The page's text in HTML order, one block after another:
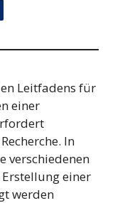
Leitfadens für
einer
In
verschiedenen
einer
werden